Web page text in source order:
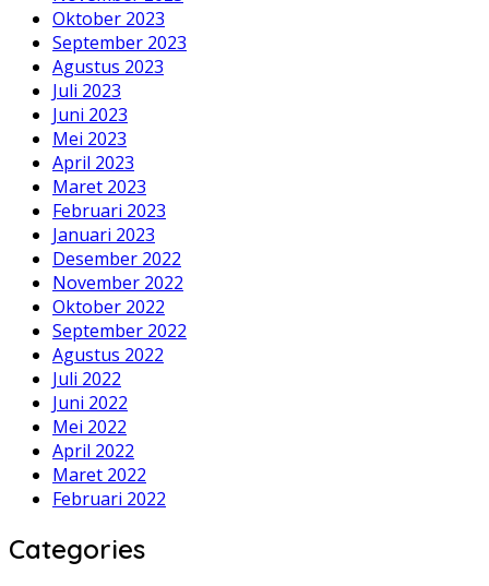
Oktober 2023
September 2023
Agustus 2023
Juli 2023
Juni 2023
Mei 2023
April 2023
Maret 2023
Februari 2023
Januari 2023
Desember 2022
November 2022
Oktober 2022
September 2022
Agustus 2022
Juli 2022
Juni 2022
Mei 2022
April 2022
Maret 2022
Februari 2022
Categories